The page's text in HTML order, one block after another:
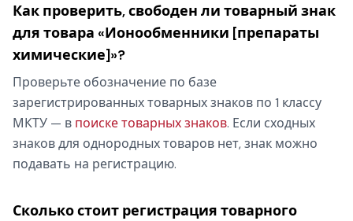
Как проверить, свободен ли товарный знак
для товара «Ионообменники [препараты
химические]»?
Проверьте обозначение по базе
зарегистрированных товарных знаков по 1 классу
МКТУ — в поиске товарных знаков. Если сходных
знаков для однородных товаров нет, знак можно
подавать на регистрацию.
Сколько стоит регистрация товарного